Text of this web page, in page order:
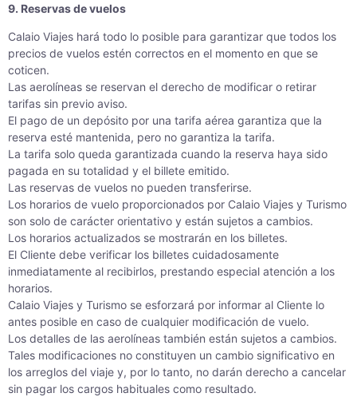
9. Reservas de vuelos
Calaio Viajes hará todo lo posible para garantizar que todos los
precios de vuelos estén correctos en el momento en que se
coticen.
Las aerolíneas se reservan el derecho de modificar o retirar
tarifas sin previo aviso.
El pago de un depósito por una tarifa aérea garantiza que la
reserva esté mantenida, pero no garantiza la tarifa.
La tarifa solo queda garantizada cuando la reserva haya sido
pagada en su totalidad y el billete emitido.
Las reservas de vuelos no pueden transferirse.
Los horarios de vuelo proporcionados por Calaio Viajes y Turismo
son solo de carácter orientativo y están sujetos a cambios.
Los horarios actualizados se mostrarán en los billetes.
El Cliente debe verificar los billetes cuidadosamente
inmediatamente al recibirlos, prestando especial atención a los
horarios.
Calaio Viajes y Turismo se esforzará por informar al Cliente lo
antes posible en caso de cualquier modificación de vuelo.
Los detalles de las aerolíneas también están sujetos a cambios.
Tales modificaciones no constituyen un cambio significativo en
los arreglos del viaje y, por lo tanto, no darán derecho a cancelar
sin pagar los cargos habituales como resultado.